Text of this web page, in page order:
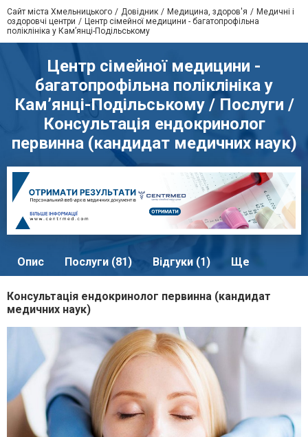
Сайт міста Хмельницького Довідник Медицина, здоров'я
Медичні і
оздоровчі центри
Центр сімейної медицини - багатопрофільна
поліклініка у Кам’янці-Подільському
Центр сімейної медицини -
багатопрофільна поліклініка у
Кам’янці-Подільському / Послуги /
Консультація ендокринолог
первинна (кандидат медичних наук)
Опис Послуги (81) Відгуки (1) Ще
Консультація ендокринолог первинна (кандидат
медичних наук)